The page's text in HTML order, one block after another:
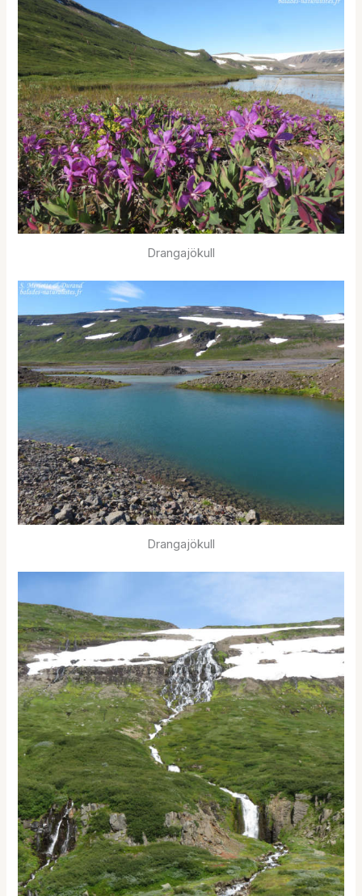
Drangajökull
Drangajökull